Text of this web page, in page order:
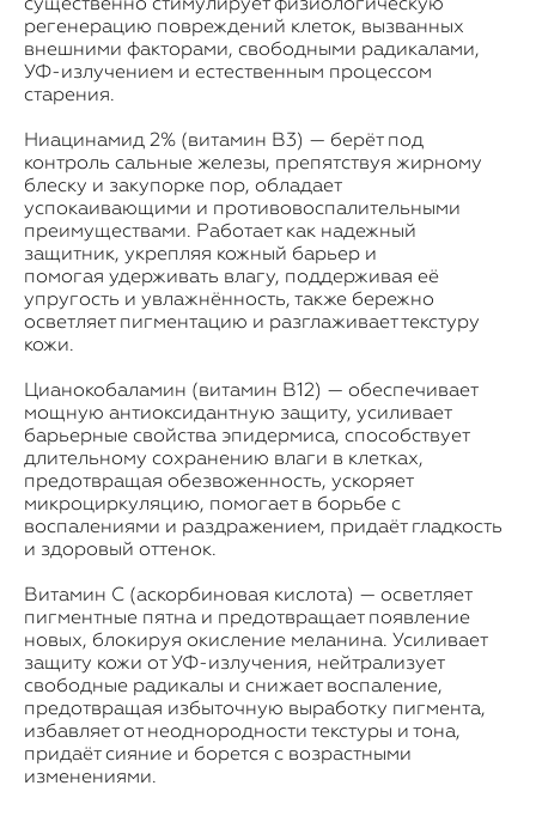
регенерацию повреждений клеток, вызванных
внешними факторами, свободными радикалами,
УФ-излучением и естественным процессом
старения.
Ниацинамид 2% (витамин B3) — берёт под
контроль сальные железы, препятствуя жирному
блеску и закупорке пор, обладает
успокаивающими и противовоспалительными
преимуществами. Работает как надежный
защитник, укрепляя кожный барьер и
помогая удерживать влагу, поддерживая её
упругость и увлажнённость, также бережно
осветляет пигментацию и разглаживает текстуру
кожи.
Цианокобаламин (витамин B12) — обеспечивает
мощную антиоксидантную защиту, усиливает
барьерные свойства эпидермиса, способствует
длительному сохранению влаги в клетках,
предотвращая обезвоженность, ускоряет
микроциркуляцию, помогает в борьбе с
воспалениями и раздражением, придаёт гладкость
и здоровый оттенок.
Витамин С (аскорбиновая кислота) — осветляет
пигментные пятна и предотвращает появление
новых, блокируя окисление меланина. Усиливает
защиту кожи от УФ-излучения, нейтрализует
свободные радикалы и снижает воспаление,
предотвращая избыточную выработку пигмента,
избавляет от неоднородности текстуры и тона,
придаёт сияние и борется с возрастными
изменениями.